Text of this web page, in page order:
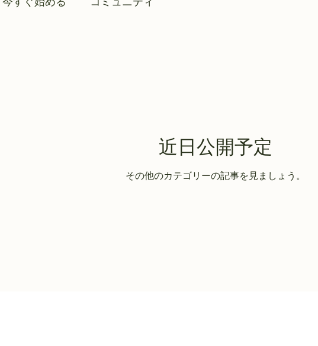
近日公開予定
その他のカテゴリーの記事を見ましょう。